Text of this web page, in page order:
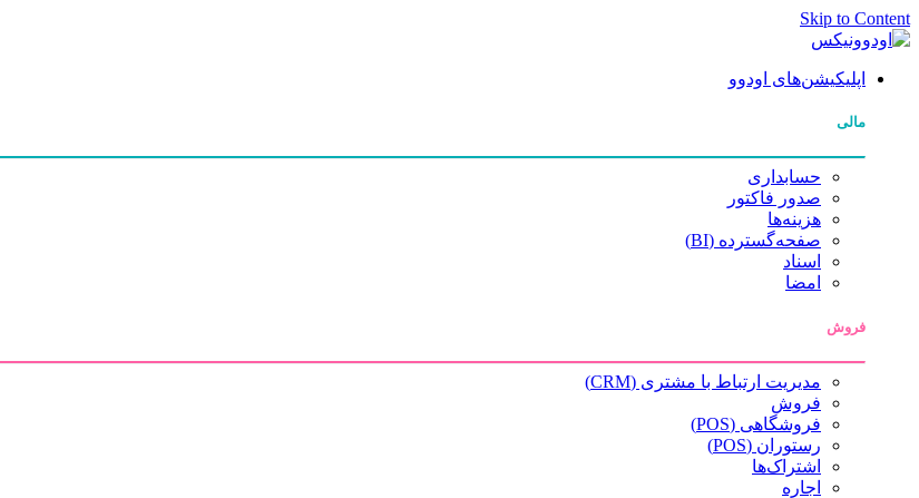
Skip to Content
اپلیکیشن‌های اودوو
مالی
حسابداری
صدور فاکتور
هزینه‌ها
صفحه‌گسترده (BI)
اسناد
امضا
فروش
مدیریت ارتباط با مشتری (CRM)
فروش
فروشگاهی (POS)
رستوران (POS)
اشتراک‌ها
اجاره